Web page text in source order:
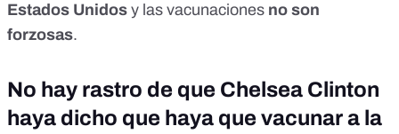
Estados Unidos y las vacunaciones no son
forzosas.
No hay rastro de que Chelsea Clinton
haya dicho que haya que vacunar a la